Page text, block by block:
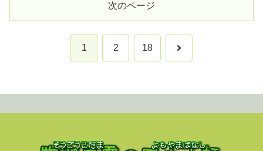
次のページ
1 2 18 次